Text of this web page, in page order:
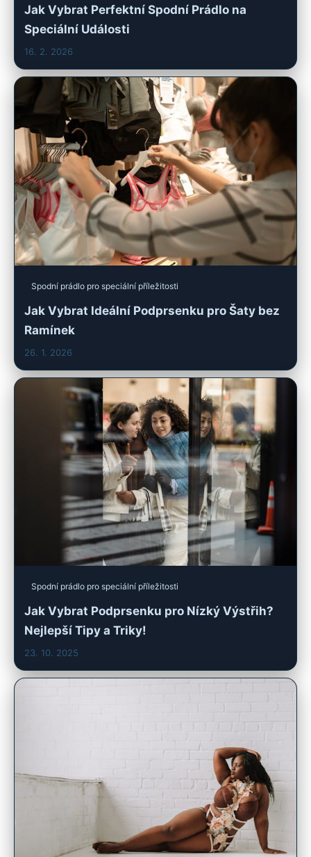
Jak Vybrat Perfektní Spodní Prádlo na
Speciální Události
16. 2. 2026
Spodní prádlo pro speciální příležitosti
Jak Vybrat Ideální Podprsenku pro Šaty bez
Ramínek
26. 1. 2026
Spodní prádlo pro speciální příležitosti
Jak Vybrat Podprsenku pro Nízký Výstřih?
Nejlepší Tipy a Triky!
23. 10. 2025